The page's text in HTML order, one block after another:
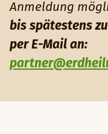
Anmeldung
bis spätestens
per E-Mail an: